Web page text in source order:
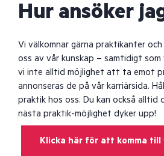
Hur ansöker
Vi välkomnar gärna praktikanter
oss av vår kunskap – samtidigt
vi inte alltid möjlighet att ta emot
annonseras de på vår karriärsida.
praktik hos oss. Du kan också
nästa praktik-möjlighet dyker upp!
Klicka här för att komma till